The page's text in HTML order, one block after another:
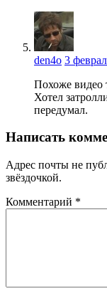
den4o 3
Похоже видео
Хотел
передумал.
Написать
Адрес почты не
звёздочкой.
Комментарий *